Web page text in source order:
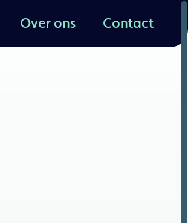
Over ons Contact
Contact
ons